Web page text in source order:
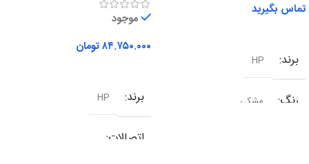
تماس بگیرید
برند HP
رنگ مشکی
موجود
۸۴.۷۵۰.۰۰۰تومان
برند HP
اتصالات